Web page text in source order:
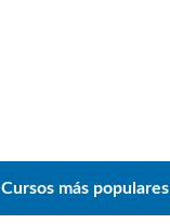
Cursos más populares